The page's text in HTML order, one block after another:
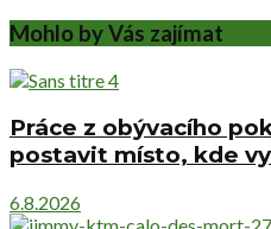
Mohlo by Vás zajímat
Práce z obývacího
postavit místo, kde
6.8.2026